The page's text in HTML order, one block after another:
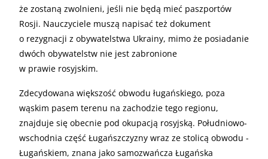
że zostaną zwolnieni, jeśli nie będą mieć paszportów
Rosji. Nauczyciele muszą napisać też dokument
o rezygnacji z obywatelstwa Ukrainy, mimo że posiadanie
dwóch obywatelstw nie jest zabronione
w prawie rosyjskim.
Zdecydowana większość obwodu ługańskiego, poza
wąskim pasem terenu na zachodzie tego regionu,
znajduje się obecnie pod okupacją rosyjską. Południowo-
wschodnia część Ługańszczyzny wraz ze stolicą obwodu -
Ługańskiem, znana jako samozwańcza Ługańska